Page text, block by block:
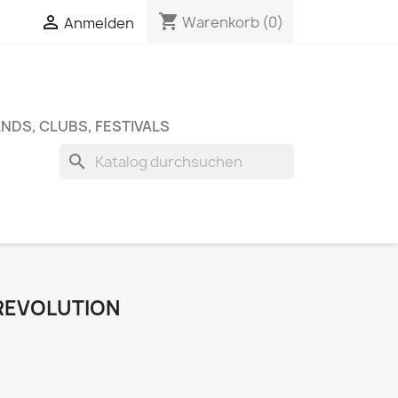
 Anmelden shopping_cart Warenkorb (0)
CLUBS, FESTIVALS
search